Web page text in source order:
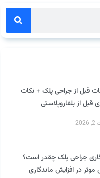
قبل از جراحی پلک + نکات
قبل از بلفاروپلاستی
جراحی پلک چقدر است؟
موثر در افزایش ماندگاری